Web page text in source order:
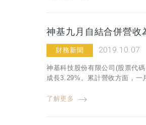
神基九月自結合併營收
財務新聞 2019.10.07
神基科技股份有限公司(股票代
成長3.29%。累計營收方面，一
了解更多